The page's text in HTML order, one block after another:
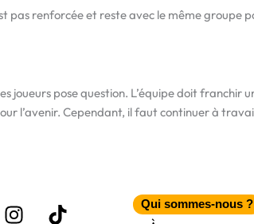
pas renforcée et reste avec le même groupe
joueurs pose question. L’équipe doit
l’avenir. Cependant, il faut continuer à
Instagram
Tiktok Qui sommes-nous ?